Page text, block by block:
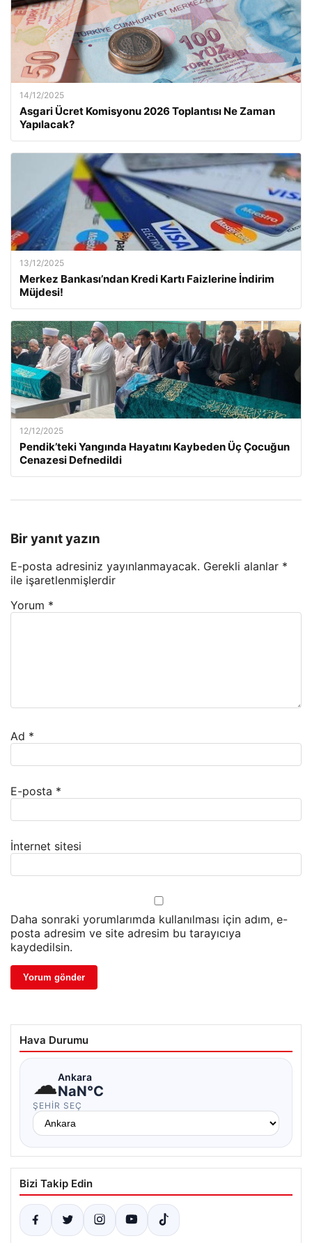
14/12/2025
Asgari Ücret Komisyonu 2026 Toplantısı Ne Zaman
Yapılacak?
13/12/2025
Merkez Bankası’ndan Kredi Kartı Faizlerine İndirim
Müjdesi!
12/12/2025
Pendik’teki Yangında Hayatını Kaybeden Üç Çocuğun
Cenazesi Defnedildi
Bir yanıt yazın
E-posta adresiniz yayınlanmayacak. Gerekli alanlar *
ile işaretlenmişlerdir
Yorum *
Ad *
E-posta *
İnternet sitesi
Daha sonraki yorumlarımda kullanılması için adım, e-
posta adresim ve site adresim bu tarayıcıya
kaydedilsin.
Hava Durumu
☁Ankara
NaN°C
ŞEHIR SEÇ
Bizi Takip Edin